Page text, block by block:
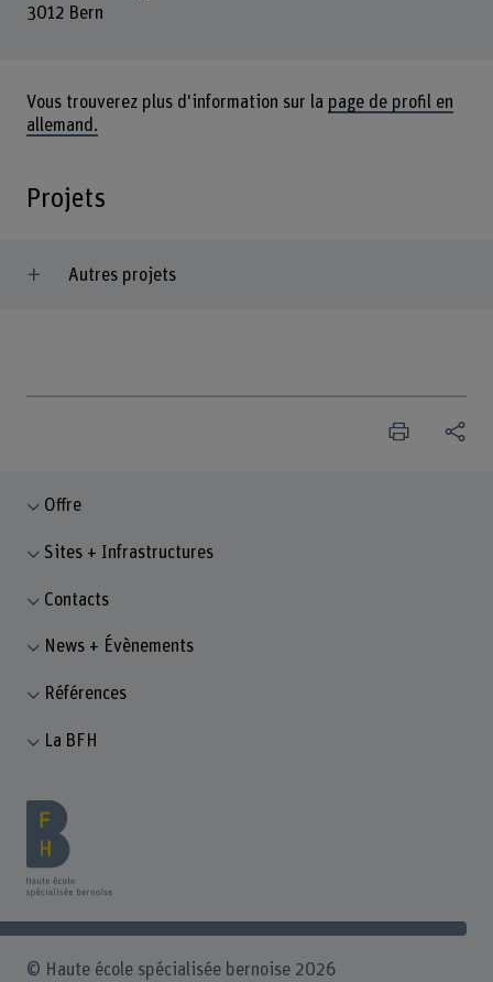
3012 Bern
Vous trouverez plus d'information sur la page de profil en
allemand.
Projets
Autres projets
Offre
Sites + Infrastructures
Contacts
News + Évènements
Références
La BFH
© Haute école spécialisée bernoise 2026